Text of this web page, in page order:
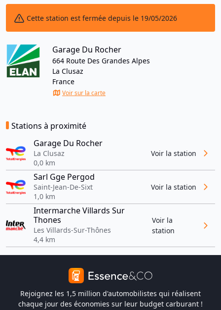
Cette station est fermée depuis le 19/05/2026
Garage Du Rocher
664 Route Des Grandes Alpes
La Clusaz
France
Voir sur la carte
Stations à proximité
Garage Du Rocher
La Clusaz
0,0 km
Voir la station
Sarl Gge Pergod
Saint-Jean-De-Sixt
1,0 km
Voir la station
Intermarche Villards Sur
Thones
Les Villards-Sur-Thônes
4,4 km
Voir la
station
Rejoignez les 1,5 million d'automobilistes qui réalisent
chaque jour des économies sur leur budget carburant !